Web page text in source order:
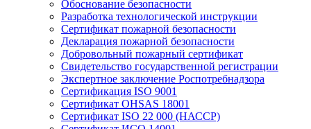
Обоснование безопасности
Разработка технологической инструкции
Сертификат пожарной безопасности
Декларация пожарной безопасности
Добровольный пожарный сертификат
Свидетельство государственной регистрации
Экспертное заключение Роспотребнадзора
Сертификация ISO 9001
Сертификат OHSAS 18001
Сертификат ISO 22 000 (НАССР)